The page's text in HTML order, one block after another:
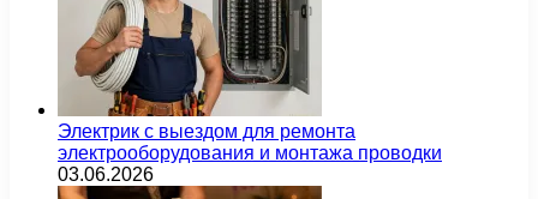
Электрик с выездом для ремонта
электрооборудования и монтажа проводки
03.06.2026